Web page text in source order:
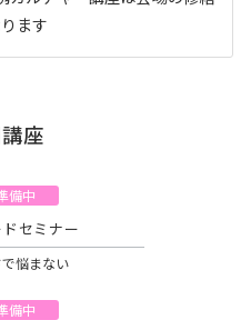
ます
座
備中
ドセミナー
悩まない
備中